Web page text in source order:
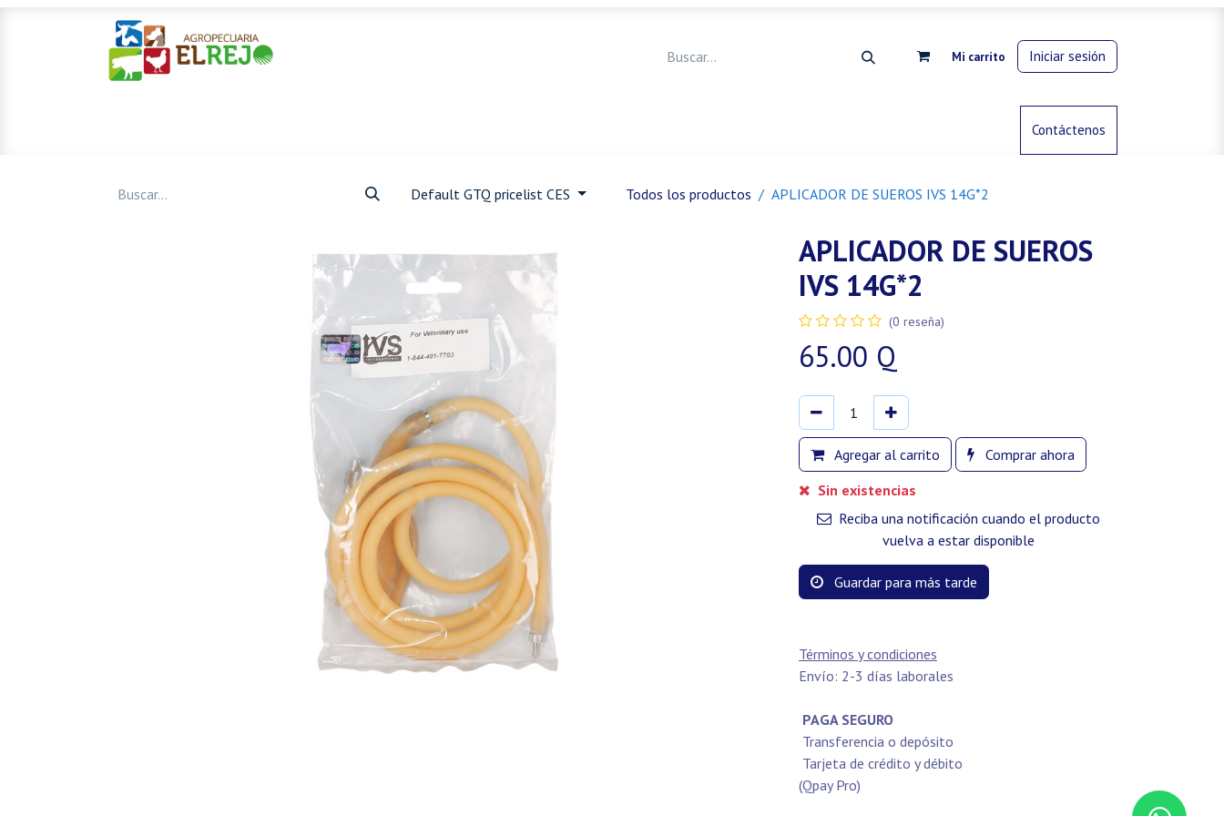
Mi carrito Iniciar sesión
Control de animalesContáctenos
Default GTQ pricelist CES Todos los productos APLICADOR DE SUEROS IVS 14G*2
APLICADOR DE SUEROS
IVS 14G*2
(0 reseña)
65.00 Q
Agregar al carrito
Comprar ahora
Sin existencias
Reciba una notificación cuando el producto
vuelva a estar disponible
Guardar para más tarde
Términos y condiciones
Envío: 2-3 días laborales
PAGA SEGURO
Transferencia o depósito
Tarjeta de crédito y débito
(Qpay Pro)